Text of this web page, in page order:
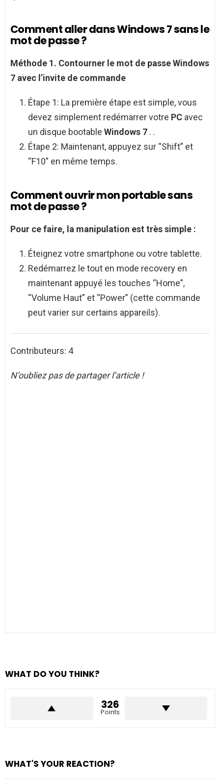
Comment aller dans Windows 7 sans le
mot de passe ?
Méthode 1. Contourner le mot de passe Windows
7 avec l’invite de commande
Étape 1: La première étape est simple, vous
devez simplement redémarrer votre PC avec
un disque bootable Windows 7 . .
Étape 2: Maintenant, appuyez sur “Shift” et
“F10” en même temps.
Comment ouvrir mon portable sans
mot de passe ?
Pour ce faire, la manipulation est très simple :
Éteignez votre smartphone ou votre tablette.
Redémarrez le tout en mode recovery en
maintenant appuyé les touches “Home”,
“Volume Haut” et “Power” (cette commande
peut varier sur certains appareils).
Contributeurs: 4
N’oubliez pas de partager l’article !
WHAT DO YOU THINK?
326
Points
WHAT'S YOUR REACTION?